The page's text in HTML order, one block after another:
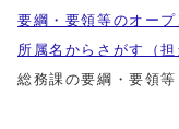
要綱・要領等のオープ
所属名からさがす（担
総務課の要綱・要領等